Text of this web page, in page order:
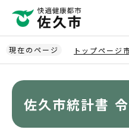
ペ
ー
ジ
現在のページ トップページ
佐久市統計書